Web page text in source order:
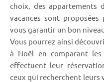
choix, des appartements
vacances sont
vous garantir un bon
Vous pourrez ainsi
à Noël en comparant
effectuent leur
ceux qui recherchent leurs